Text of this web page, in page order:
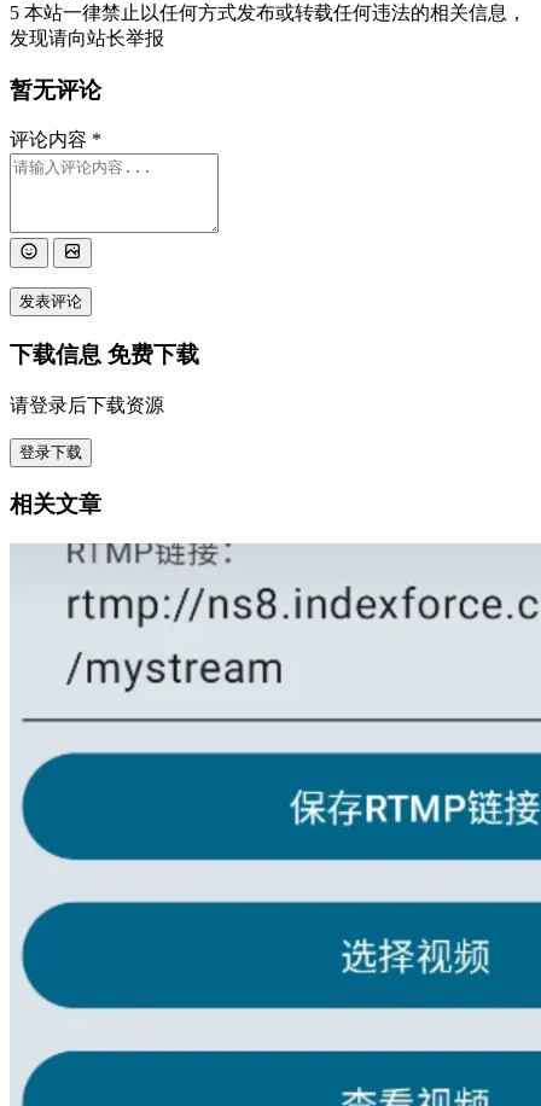
5 本站一律禁止以任何方式发布或转载任何违法的相关信息，
发现请向站长举报
暂无评论
评论内容 *
发表评论
下载信息 免费下载
请登录后下载资源
登录下载
相关文章